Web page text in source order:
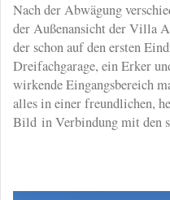
Nach der Abwägung
der Außenansicht der Villa
der schon auf den ersten
Dreifachgarage, ein Erker
wirkende Eingangsbereich
alles in einer freundlichen,
Bild in Verbindung mit den